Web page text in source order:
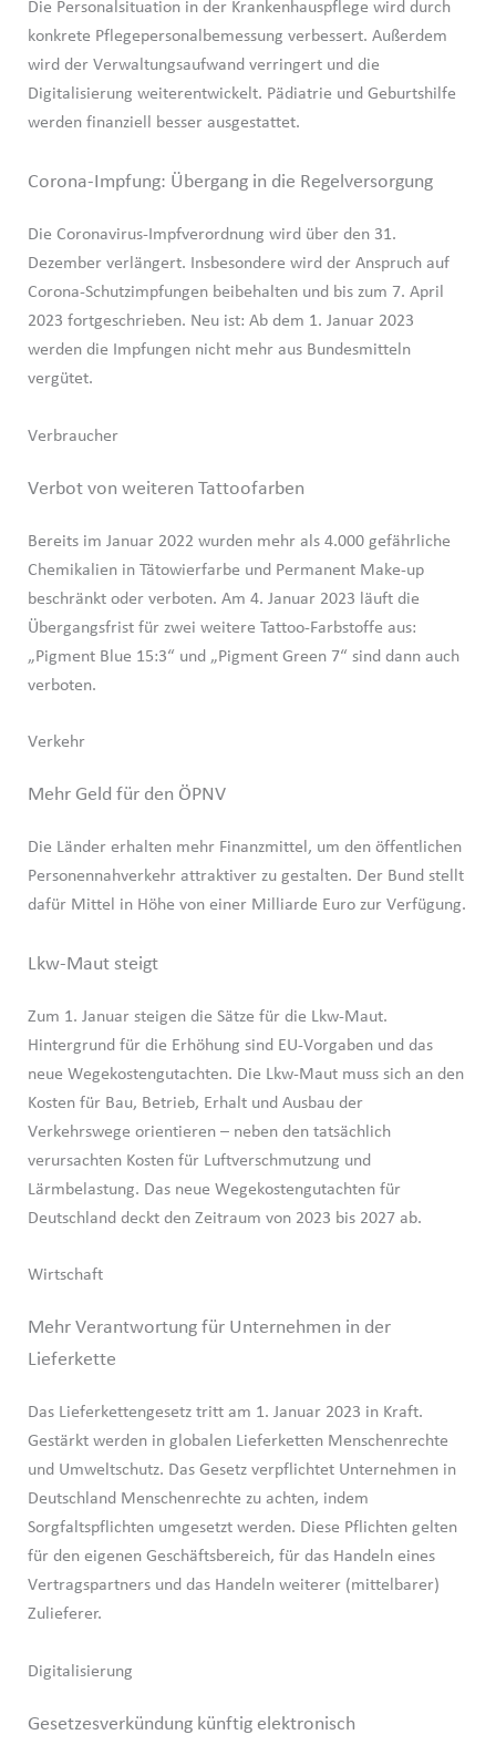
Die Personalsituation in der Krankenhauspflege wird durch
konkrete Pflegepersonalbemessung verbessert. Außerdem
wird der Verwaltungsaufwand verringert und die
Digitalisierung weiterentwickelt. Pädiatrie und Geburtshilfe
werden finanziell besser ausgestattet.
Corona-Impfung: Übergang in die Regelversorgung
Die Coronavirus-Impfverordnung wird über den 31.
Dezember verlängert. Insbesondere wird der Anspruch auf
Corona-Schutzimpfungen beibehalten und bis zum 7. April
2023 fortgeschrieben. Neu ist: Ab dem 1. Januar 2023
werden die Impfungen nicht mehr aus Bundesmitteln
vergütet.
Verbraucher
Verbot von weiteren Tattoofarben
Bereits im Januar 2022 wurden mehr als 4.000 gefährliche
Chemikalien in Tätowierfarbe und Permanent Make-up
beschränkt oder verboten. Am 4. Januar 2023 läuft die
Übergangsfrist für zwei weitere Tattoo-Farbstoffe aus:
„Pigment Blue 15:3“ und „Pigment Green 7“ sind dann auch
verboten.
Verkehr
Mehr Geld für den ÖPNV
Die Länder erhalten mehr Finanzmittel, um den öffentlichen
Personennahverkehr attraktiver zu gestalten. Der Bund stellt
dafür Mittel in Höhe von einer Milliarde Euro zur Verfügung.
Lkw-Maut steigt
Zum 1. Januar steigen die Sätze für die Lkw-Maut.
Hintergrund für die Erhöhung sind EU-Vorgaben und das
neue Wegekostengutachten. Die Lkw-Maut muss sich an den
Kosten für Bau, Betrieb, Erhalt und Ausbau der
Verkehrswege orientieren – neben den tatsächlich
verursachten Kosten für Luftverschmutzung und
Lärmbelastung. Das neue Wegekostengutachten für
Deutschland deckt den Zeitraum von 2023 bis 2027 ab.
Wirtschaft
Mehr Verantwortung für Unternehmen in der
Lieferkette
Das Lieferkettengesetz tritt am 1. Januar 2023 in Kraft.
Gestärkt werden in globalen Lieferketten Menschenrechte
und Umweltschutz. Das Gesetz verpflichtet Unternehmen in
Deutschland Menschenrechte zu achten, indem
Sorgfaltspflichten umgesetzt werden. Diese Pflichten gelten
für den eigenen Geschäftsbereich, für das Handeln eines
Vertragspartners und das Handeln weiterer (mittelbarer)
Zulieferer.
Digitalisierung
Gesetzesverkündung künftig elektronisch